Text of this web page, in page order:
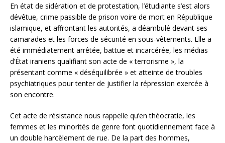
En état de sidération et de protestation, l’étudiante s’est alors
dévêtue, crime passible de prison voire de mort en République
islamique, et affrontant les autorités, a déambulé devant ses
camarades et les forces de sécurité en sous-vêtements. Elle a
été immédiatement arrêtée, battue et incarcérée, les médias
d’État iraniens qualifiant son acte de « terrorisme », la
présentant comme « déséquilibrée » et atteinte de troubles
psychiatriques pour tenter de justifier la répression exercée à
son encontre.
Cet acte de résistance nous rappelle qu’en théocratie, les
femmes et les minorités de genre font quotidiennement face à
un double harcèlement de rue. De la part des hommes,